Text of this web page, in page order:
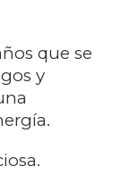
que se
y